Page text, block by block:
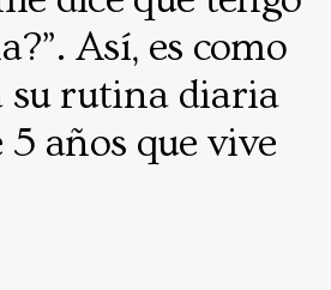
Así, es como
su rutina diaria
5 años que vive